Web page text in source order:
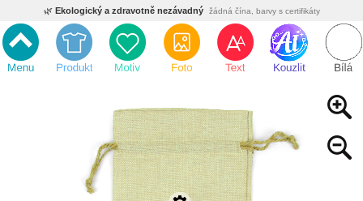
🌿 Ekologický a zdravotně nezávadný žádná čína, barvy s certifikáty
💡Inovativní výroba vlastní vývoj, nejnovější technologie
⚡ Rychlé dodání expedujeme do 24h
🏢 Výhodné pro firmy velké množstevní slevy
Český eshop s tradicí od roku 2010 tisíce spokojených zákazníků